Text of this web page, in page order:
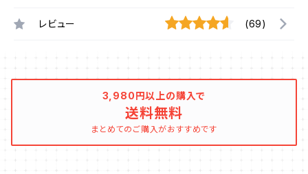
レビュー (69)
3,980円以上の購入で
送料無料
まとめてのご購入がおすすめです